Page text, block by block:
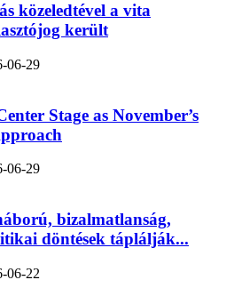
közeledtével a vita
került
06-29
Stage as November’s
06-29
bizalmatlanság,
döntések táplálják...
06-22